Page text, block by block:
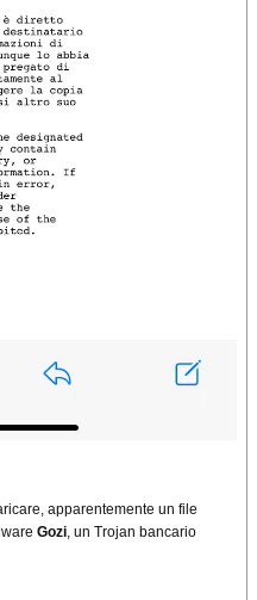
apparentemente un file
Gozi, un Trojan bancario